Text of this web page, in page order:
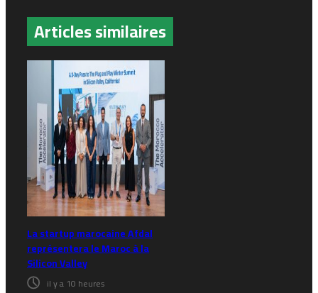
Articles similaires
La startup marocaine Afdal
représentera le Maroc à la
Silicon Valley
il y a 10 heures